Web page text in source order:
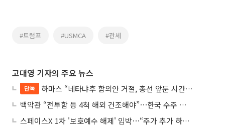
#트럼프 #USMCA #관세
고대영 기자의 주요 뉴스
단독
하마스 “네타냐후 합의안 거절, 총선 앞둔 시간 끌기”
백악관 “전투함 등 4척 해외 건조해야”⋯한국 수주 기대
스페이스X 1차 '보호예수 해제' 임박⋯“주가 추가 하락 가능성”